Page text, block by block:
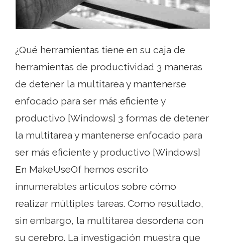
¿Qué herramientas tiene en su caja de
herramientas de productividad 3 maneras
de detener la multitarea y mantenerse
enfocado para ser más eficiente y
productivo [Windows] 3 formas de detener
la multitarea y mantenerse enfocado para
ser más eficiente y productivo [Windows]
En MakeUseOf hemos escrito
innumerables artículos sobre cómo
realizar múltiples tareas. Como resultado,
sin embargo, la multitarea desordena con
su cerebro. La investigación muestra que